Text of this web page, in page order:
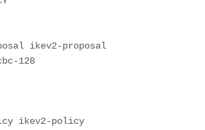
ikev2-proposal
128
ikev2-policy